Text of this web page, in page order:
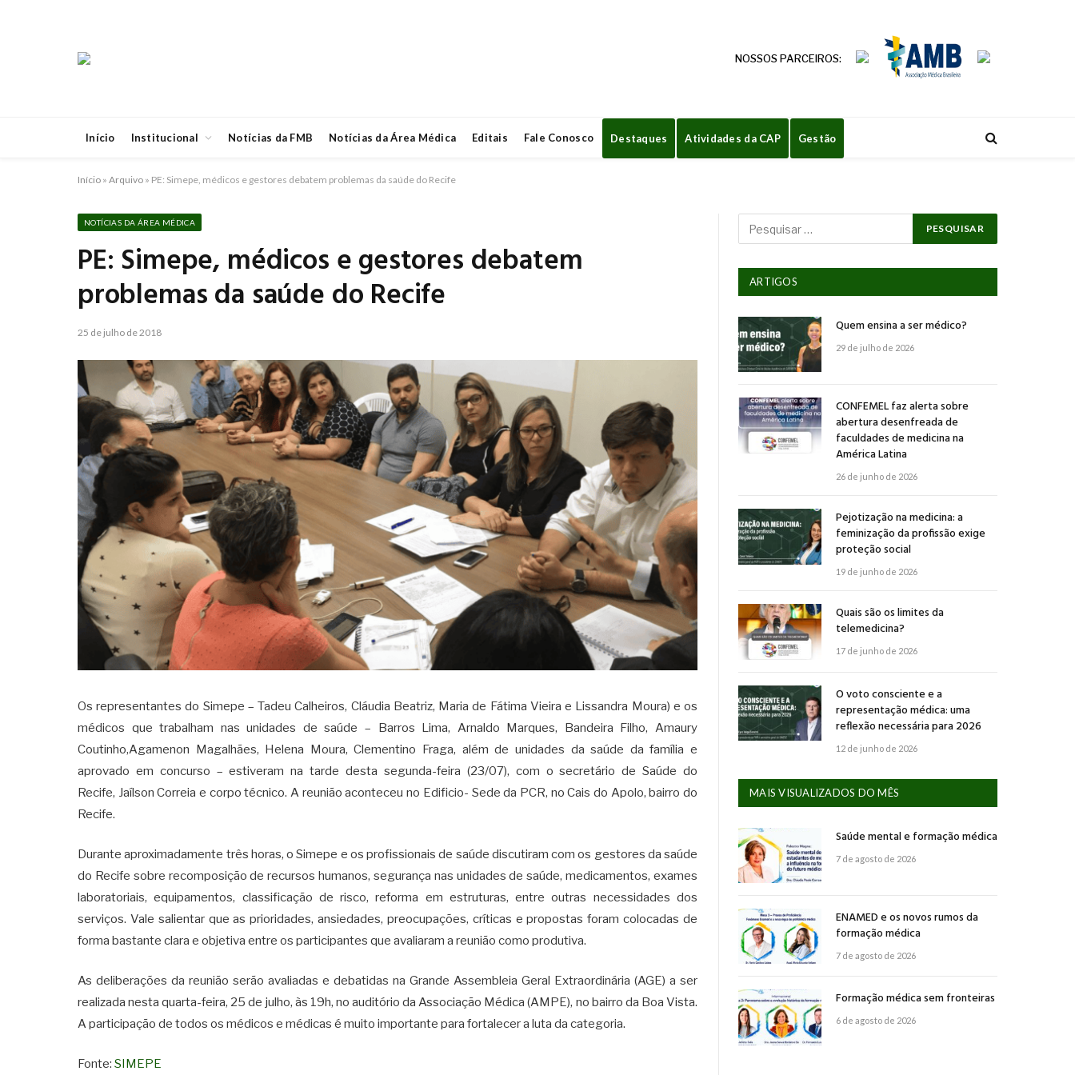
NOSSOS PARCEIROS:
Início Institucional Notícias da FMB Notícias da Área Médica Editais Fale Conosco Destaques Atividades da CAP Gestão
Início » Arquivo » PE: Simepe, médicos e gestores debatem problemas da saúde do Recife
NOTÍCIAS DA ÁREA MÉDICA
PE: Simepe, médicos e gestores debatem
problemas da saúde do Recife
25 de julho de 2018
Os representantes do Simepe – Tadeu Calheiros, Cláudia Beatriz, Maria de Fátima Vieira e Lissandra Moura) e os
médicos que trabalham nas unidades de saúde – Barros Lima, Arnaldo Marques, Bandeira Filho, Amaury
Coutinho,Agamenon Magalhães, Helena Moura, Clementino Fraga, além de unidades da saúde da família e
aprovado em concurso – estiveram na tarde desta segunda-feira (23/07), com o secretário de Saúde do
Recife, Jaílson Correia e corpo técnico. A reunião aconteceu no Edificio- Sede da PCR, no Cais do Apolo, bairro do
Recife.
Durante aproximadamente três horas, o Simepe e os profissionais de saúde discutiram com os gestores da saúde
do Recife sobre recomposição de recursos humanos, segurança nas unidades de saúde, medicamentos, exames
laboratoriais, equipamentos, classificação de risco, reforma em estruturas, entre outras necessidades dos
serviços. Vale salientar que as prioridades, ansiedades, preocupações, críticas e propostas foram colocadas de
forma bastante clara e objetiva entre os participantes que avaliaram a reunião como produtiva.
As deliberações da reunião serão avaliadas e debatidas na Grande Assembleia Geral Extraordinária (AGE) a ser
realizada nesta quarta-feira, 25 de julho, às 19h, no auditório da Associação Médica (AMPE), no bairro da Boa Vista.
A participação de todos os médicos e médicas é muito importante para fortalecer a luta da categoria.
Fonte: SIMEPE
ARTIGOS
Quem ensina a ser médico?
29 de julho de 2026
CONFEMEL faz alerta sobre
abertura desenfreada de
faculdades de medicina na
América Latina
26 de junho de 2026
Pejotização na medicina: a
feminização da profissão exige
proteção social
19 de junho de 2026
Quais são os limites da
telemedicina?
17 de junho de 2026
O voto consciente e a
representação médica: uma
reflexão necessária para 2026
12 de junho de 2026
MAIS VISUALIZADOS DO MÊS
Saúde mental e formação médica
7 de agosto de 2026
ENAMED e os novos rumos da
formação médica
7 de agosto de 2026
Formação médica sem fronteiras
6 de agosto de 2026